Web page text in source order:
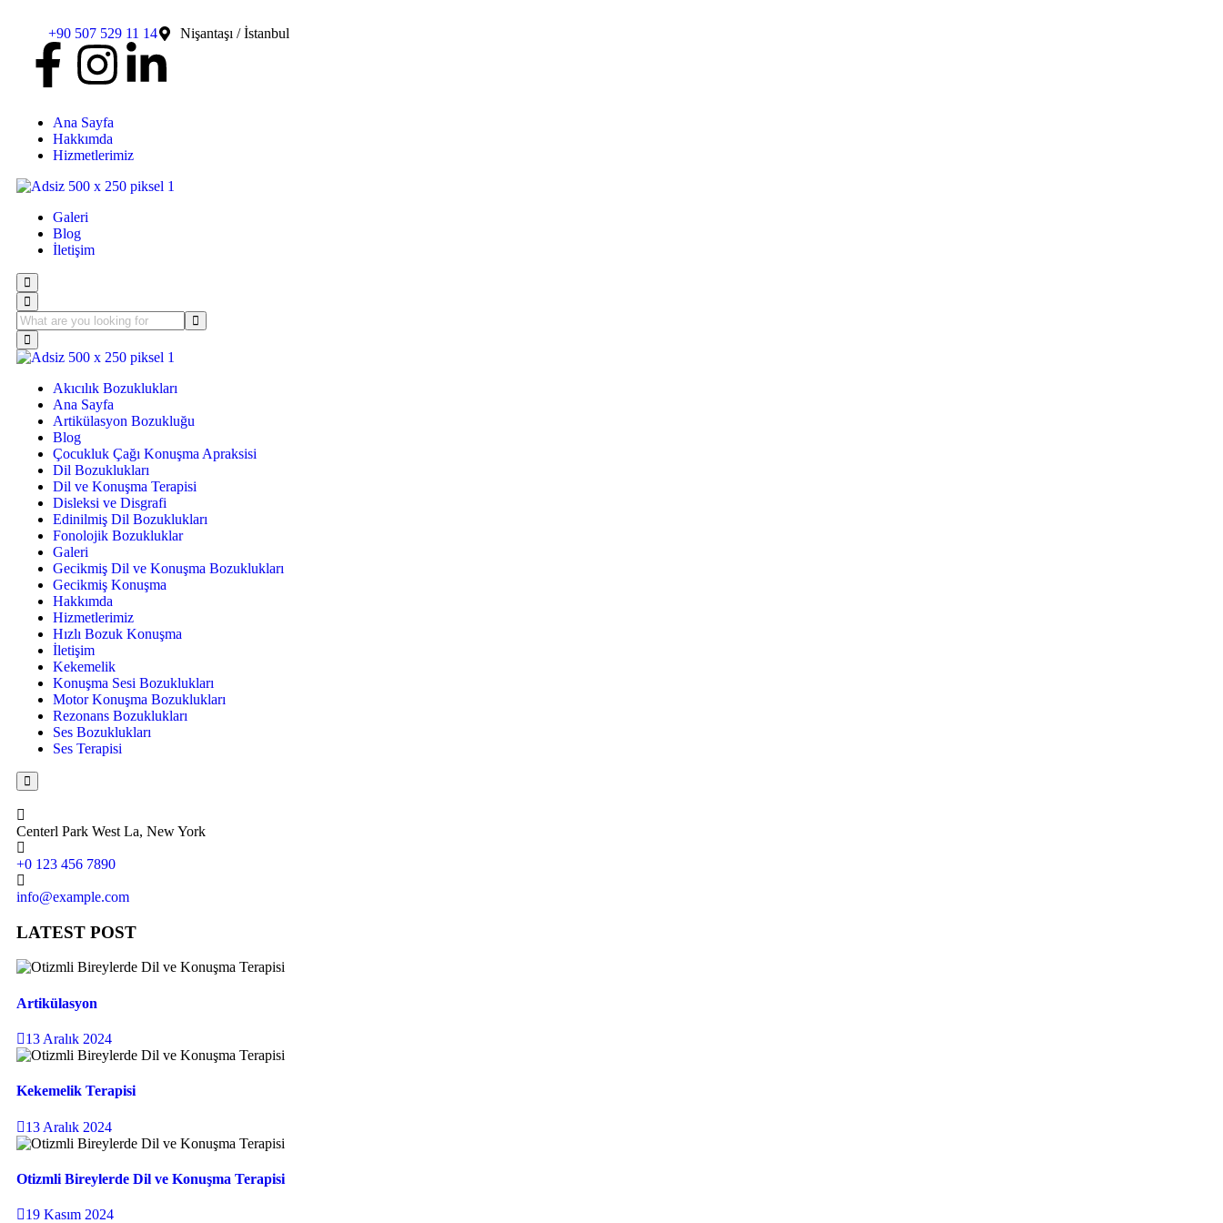
+90 507 529 11 14 Nişantaşı / İstanbul
Ana Sayfa
Hakkımda
Hizmetlerimiz
Galeri
Blog
İletişim
Akıcılık Bozuklukları
Ana Sayfa
Artikülasyon Bozukluğu
Blog
Çocukluk Çağı Konuşma Apraksisi
Dil Bozuklukları
Dil ve Konuşma Terapisi
Disleksi ve Disgrafi
Edinilmiş Dil Bozuklukları
Fonolojik Bozukluklar
Galeri
Gecikmiş Dil ve Konuşma Bozuklukları
Gecikmiş Konuşma
Hakkımda
Hizmetlerimiz
Hızlı Bozuk Konuşma
İletişim
Kekemelik
Konuşma Sesi Bozuklukları
Motor Konuşma Bozuklukları
Rezonans Bozuklukları
Ses Bozuklukları
Ses Terapisi
Centerl Park West La, New York
+0 123 456 7890
info@example.com
LATEST POST
Artikülasyon
13 Aralık 2024
Kekemelik Terapisi
13 Aralık 2024
Otizmli Bireylerde Dil ve Konuşma Terapisi
19 Kasım 2024